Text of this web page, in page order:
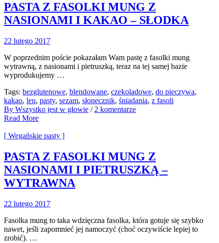
PASTA Z FASOLKI MUNG Z
NASIONAMI I KAKAO – SŁODKA
22 lutego 2017
W poprzednim poście pokazałam Wam pastę z fasolki mung
wytrawną, z nasionami i pietruszką, teraz na tej samej bazie
wyprodukujemy …
Tags: bezglutenowe, blendowane, czekoladowe, do pieczywa,
kakao, len, pasty, sezam, słonecznik, śniadania, z fasoli
By Wszystko jest w głowie / 2 komentarze
Read More
[ Wegańskie pasty ]
PASTA Z FASOLKI MUNG Z
NASIONAMI I PIETRUSZKĄ –
WYTRAWNA
22 lutego 2017
Fasolka mung to taka wdzięczna fasolka, która gotuje się szybko
nawet, jeśli zapomnieć jej namoczyć (choć oczywiście lepiej to
zrobić). …